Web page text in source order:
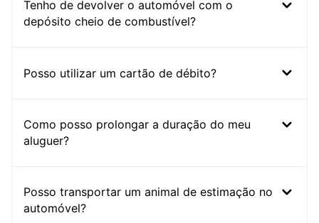
Tenho de devolver o automóvel com o
depósito cheio de combustível?
Posso utilizar um cartão de débito?
Como posso prolongar a duração do meu
aluguer?
Posso transportar um animal de estimação no
automóvel?